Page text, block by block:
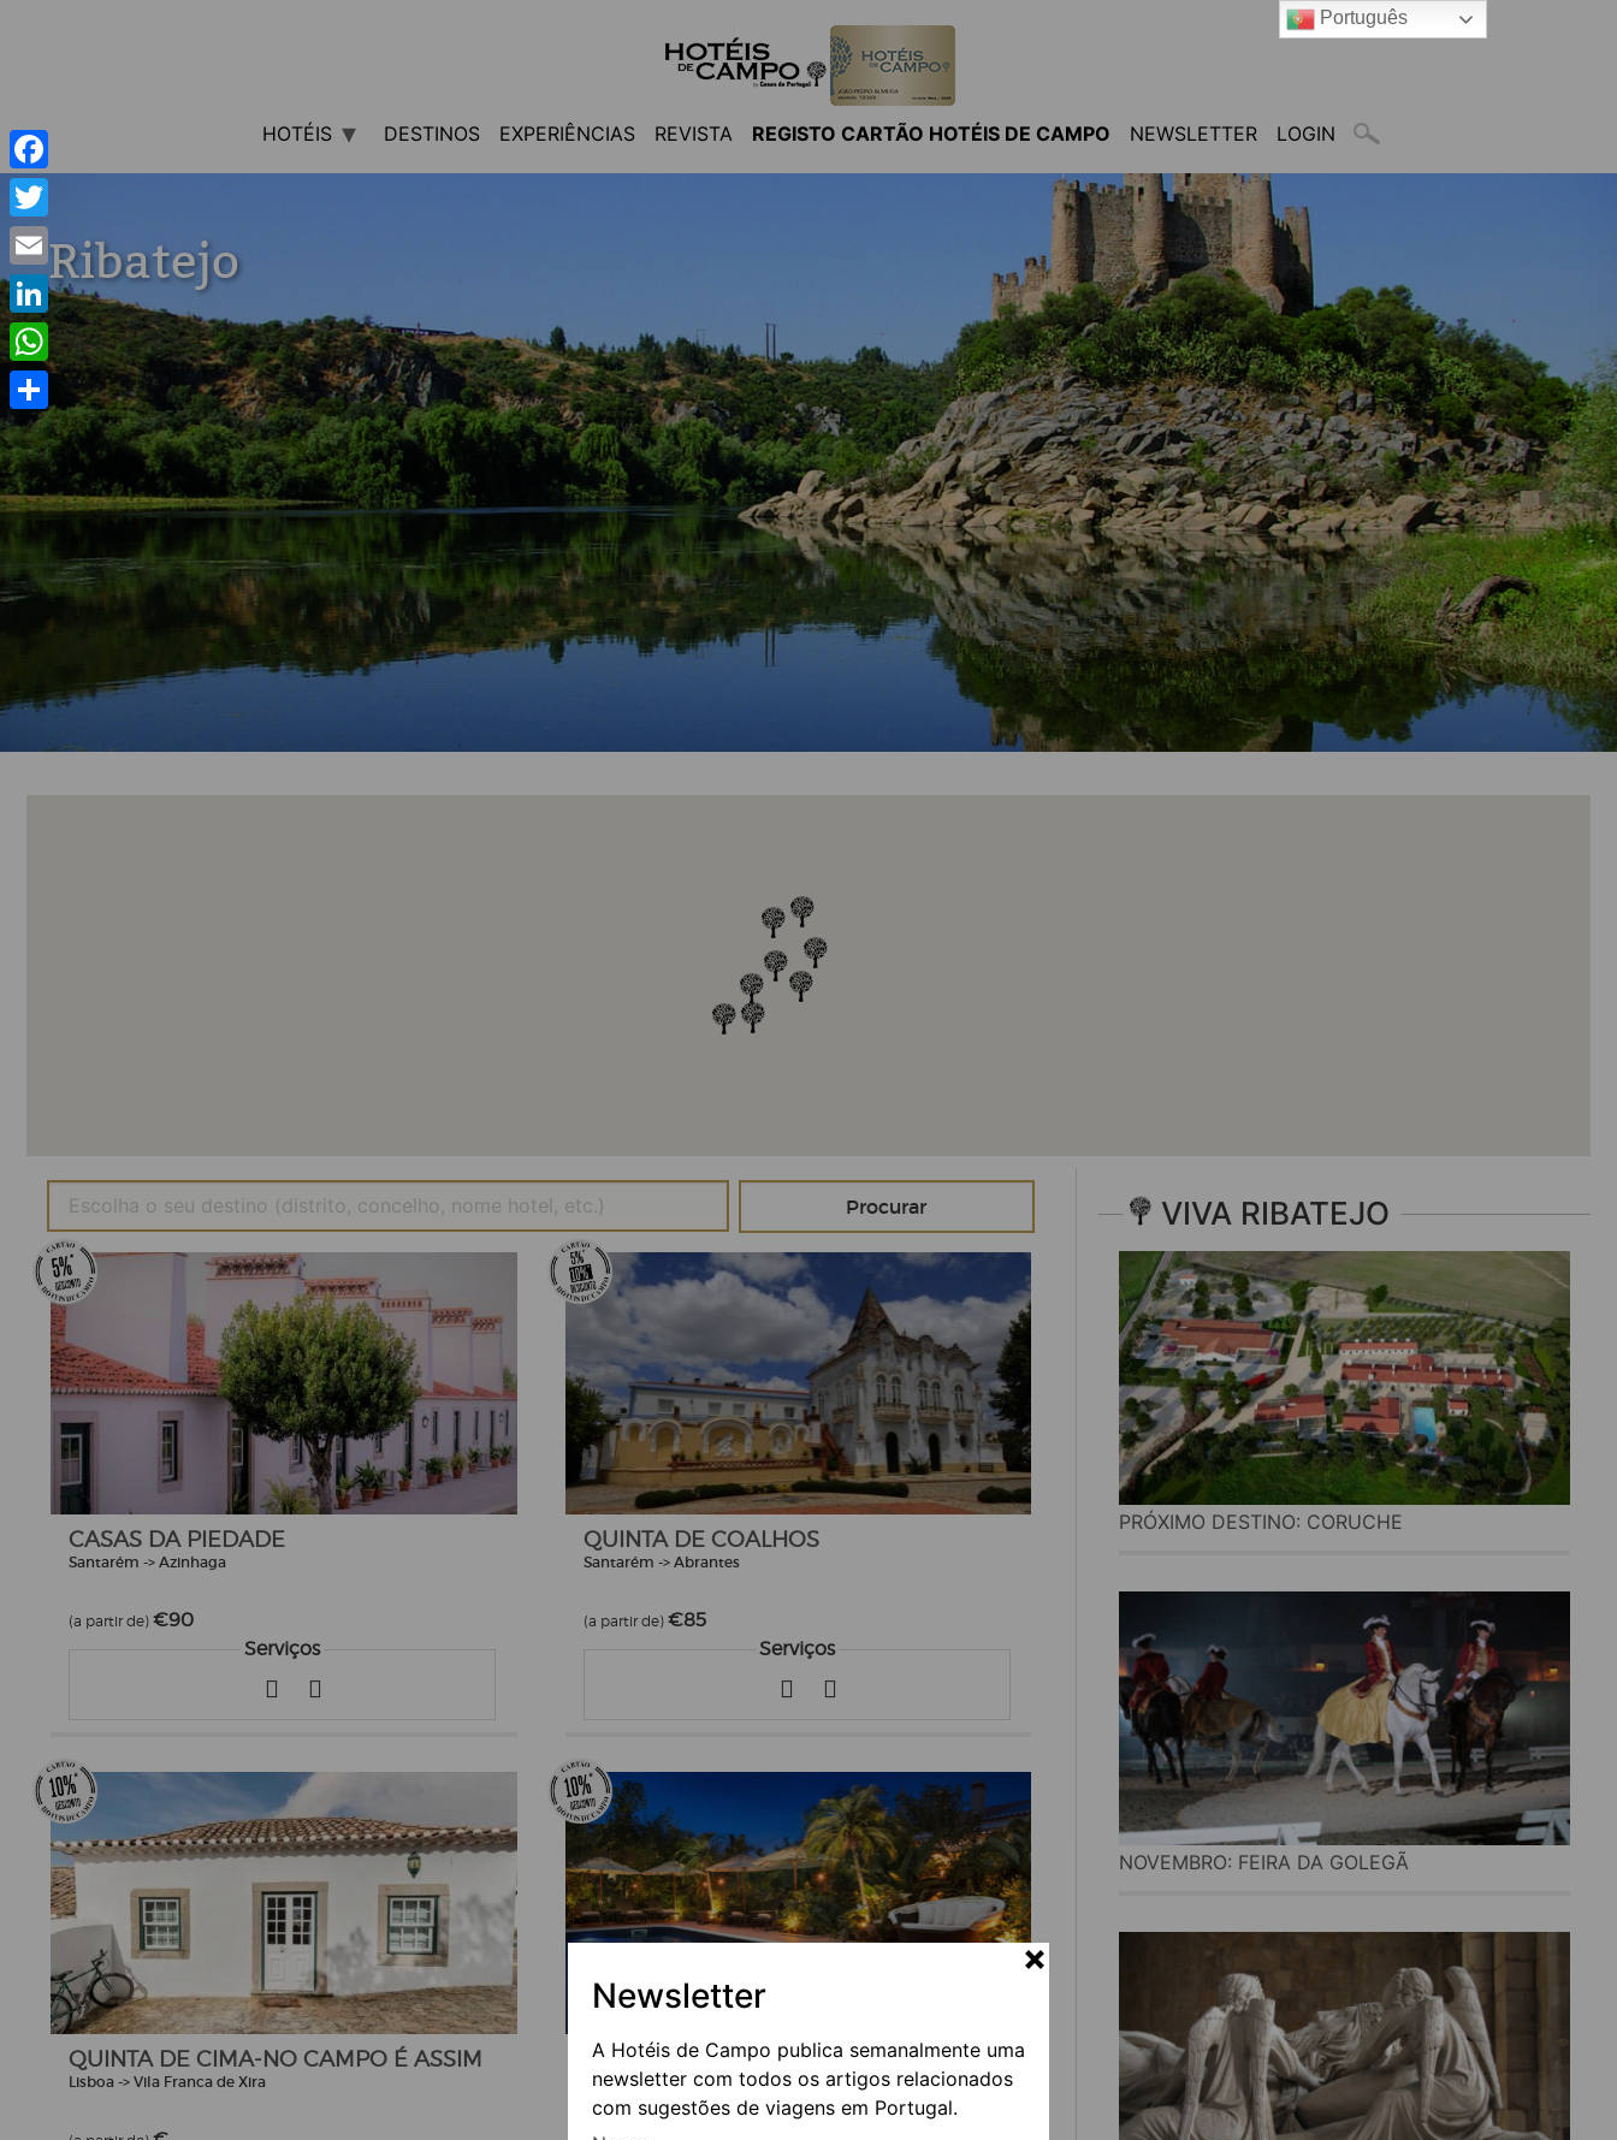
Newsletter
A Hotéis de Campo publica semanalmente uma
newsletter com todos os artigos relacionados
com sugestões de viagens em Portugal.
HOTÉIS DESTINOS EXPERIÊNCIAS REVISTA REGISTO CARTÃO HOTÉIS DE CAMPO NEWSLETTER LOGIN
Ribatejo
CASAS DA PIEDADE
Santarém -> Azinhaga
(a partir de) €90
Serviços
QUINTA DE COALHOS
Santarém -> Abrantes
(a partir de) €85
Serviços
QUINTA DE CIMA-NO CAMPO É ASSIM
Lisboa -> Vila Franca de Xira
SALVATERRA COUNTRY HOUSE & SPA
Santarém -> Salvaterra de Magos
VIVA RIBATEJO
PRÓXIMO DESTINO: CORUCHE
NOVEMBRO: FEIRA DA GOLEGÃ
Facebook
Twitter
Email
LinkedIn
WhatsApp
Share
Português